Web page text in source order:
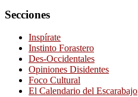
Secciones
Inspírate
Instinto Forastero
Des-Occidentales
Opiniones Disidentes
Foco Cultural
El Calendario del Escarabajo